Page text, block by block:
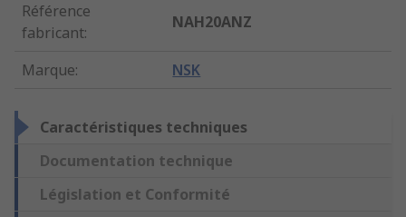
Référence
fabricant:
NAH20ANZ
Marque: NSK
Caractéristiques techniques
Documentation technique
Législation et Conformité